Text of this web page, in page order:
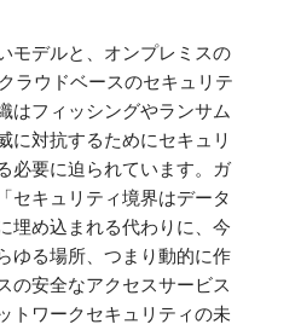
モデルと、オンプレミスの
ラウドベースのセキュリテ
はフィッシングやランサム
に対抗するためにセキュリ
必要に迫られています。ガ
セキュリティ境界はデータ
埋め込まれる代わりに、今
ゆる場所、つまり動的に作
の安全なアクセスサービス
トワークセキュリティの未